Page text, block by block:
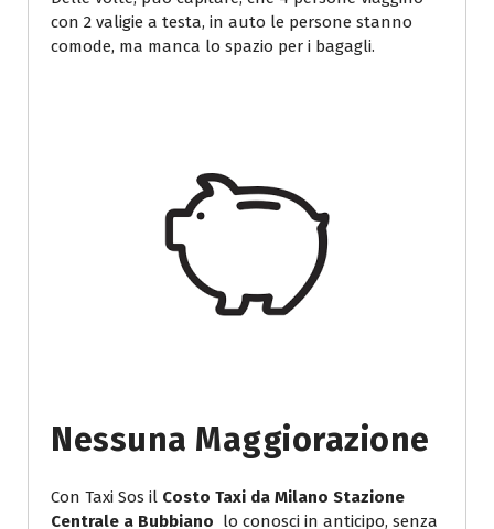
con 2 valigie a testa, in auto le persone stanno
comode, ma manca lo spazio per i bagagli.
Nessuna Maggiorazione
Con Taxi Sos il Costo Taxi da Milano Stazione
Centrale a Bubbiano lo conosci in anticipo, senza